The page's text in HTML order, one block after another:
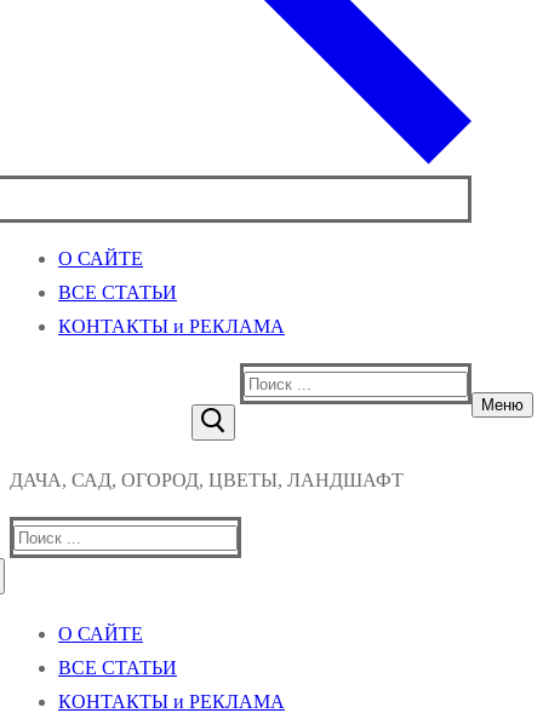
О САЙТЕ
ВСЕ СТАТЬИ
КОНТАКТЫ и РЕКЛАМА
Найти:
Меню
ДАЧА, САД, ОГОРОД, ЦВЕТЫ, ЛАНДШАФТ
Найти:
О САЙТЕ
ВСЕ СТАТЬИ
КОНТАКТЫ и РЕКЛАМА